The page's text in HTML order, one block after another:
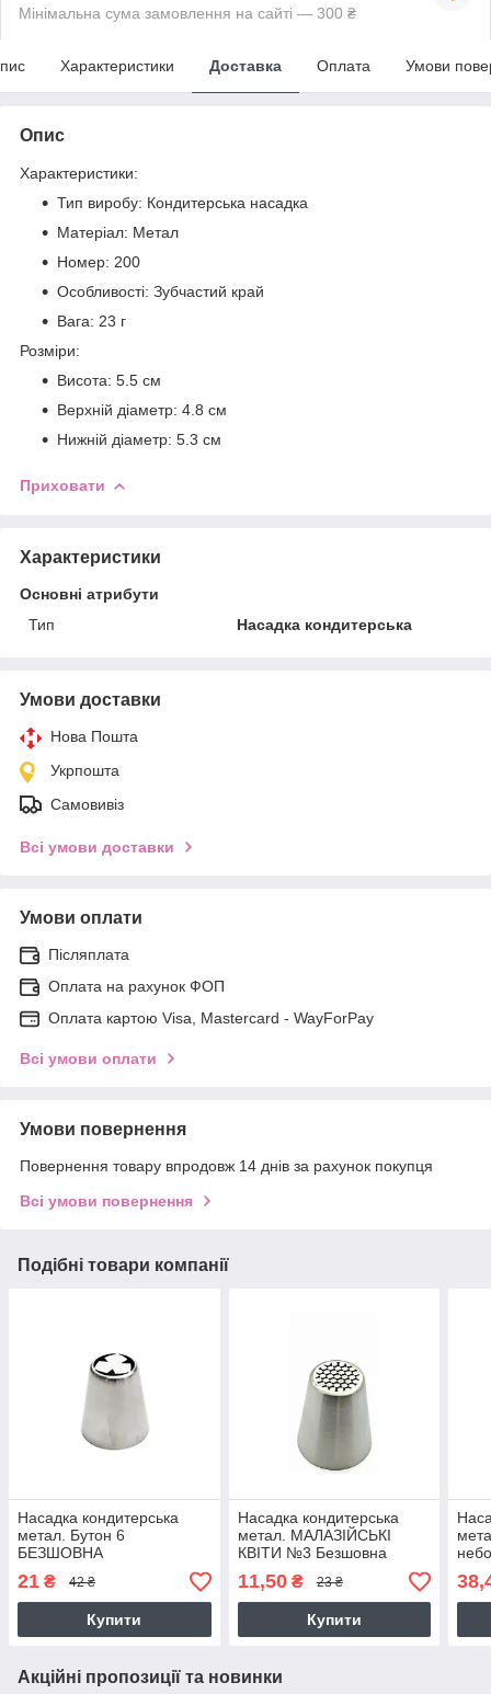
Мінімальна сума замовлення на сайті — 300 ₴
Характеристики Доставка Оплата Умови
Опис
Характеристики:
Тип виробу: Кондитерська насадка
Матеріал: Метал
Номер: 200
Особливості: Зубчастий край
Вага: 23 г
Розміри:
Висота: 5.5 см
Верхній діаметр: 4.8 см
Нижній діаметр: 5.3 см
Приховати
Характеристики
Основні атрибути
Тип
Насадка кондитерська
Умови доставки
Нова Пошта
Укрпошта
Самовивіз
Всі умови доставки
Умови оплати
Післяплата
Оплата на рахунок ФОП
Оплата картою Visa, Mastercard - WayForPay
Всі умови оплати
Умови повернення
Повернення товару впродовж 14 днів за рахунок покупця
Всі умови повернення
Подібні товари компанії
Насадка кондитерська
метал. Бутон 6
БЕЗШОВНА
21 ₴ 42 ₴
Купити
Насадка кондитерська
метал. МАЛАЗІЙСЬКІ
КВІТИ №3 Безшовна
11,50₴ 23 ₴
Купити
Акційні пропозиції та новинки